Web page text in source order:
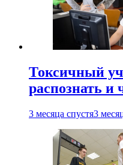
Токсичный
распознать и
3 месяца спустя3